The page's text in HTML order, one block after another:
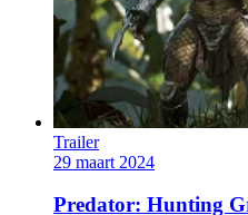
Trailer
29 maart 2024
Predator: Hunting